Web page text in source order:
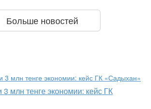
Больше новостей
млн тенге экономии: кейс ГК